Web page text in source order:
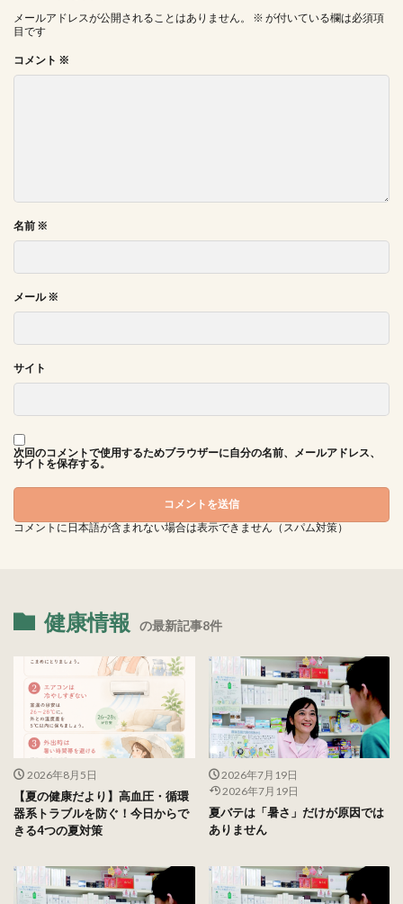
メールアドレスが公開されることはありません。 ※ が付いている欄は必須項
目です
コメント ※
名前 ※
メール※
サイト
次回のコメントで使用するためブラウザーに自分の名前、メールアドレス、
サイトを保存する。
コメントに日本語が含まれない場合は表示できません（スパム対策）
健康情報 の最新記事8件
2026年8月5日
【夏の健康だより】高血圧・循環
器系トラブルを防ぐ！今日からで
きる4つの夏対策
2026年7月19日
2026年7月19日
夏バテは「暑さ」だけが原因では
ありません